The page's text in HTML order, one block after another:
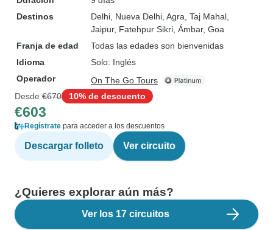
Destinos
Delhi , Nueva Delhi , Agra , Taj Mahal
Jaipur, Fatehpur Sikri , Ámbar, Goa
Franja de edad
Todas las edades son bienvenidas
Idioma
Solo: Inglés
Operador
On The Go Tours
Desde €670 10% de descuento
€603
Regístrate para acceder a los descuentos
Descargar folleto Ver circuito
¿Quieres explorar aún más?
Ver los 17 circuitos